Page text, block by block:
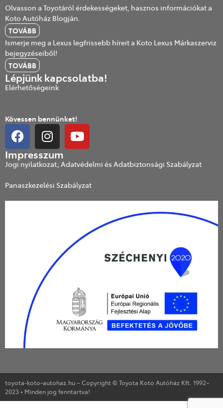
Olvasson a Toyotáról érdekességeket, hasznos információkat a
Koto Autóház Blogján.
TOVÁBB
Ismerje meg a Lexus legfrissebb híreit a Koto Lexus Márkaszerviz
bejegyzéseiből!
TOVÁBB
Lépjünk kapcsolatba!
Elérhetőségeink
Kövessen bennünket!
Impresszum
Jogi nyilatkozat; Adatvédelmi és Adatbiztonsági Szabályzat
Panaszkezelési Szabályzat
toyota-koto-autohaz.hu – Copyright © Toyota Koto Autóház Kft. 1992–
2023 • Minden jog fenntartva!